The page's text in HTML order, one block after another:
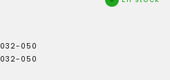
032-050
032-050